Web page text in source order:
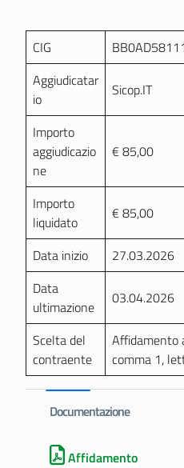
CIG
BB0AD58111
Aggiudicatar
io
Sicop.IT
Importo
aggiudicazio
ne
€ 85,00
Importo
liquidato
€ 85,00
Data inizio
27.03.2026
Data
ultimazione
03.04.2026
Scelta del
contraente
Affidamento
comma 1,
Documentazione
Affidamento